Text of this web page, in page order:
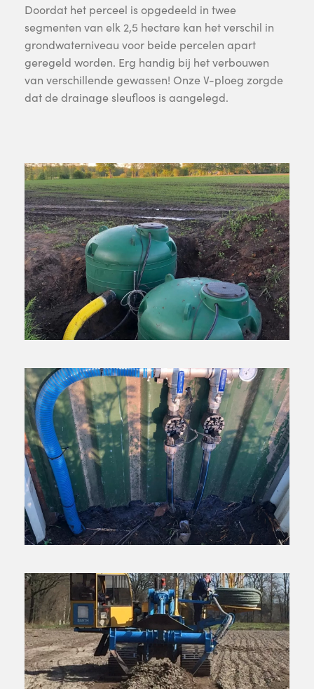
Doordat het perceel is opgedeeld in twee
segmenten van elk 2,5 hectare kan het verschil in
grondwaterniveau voor beide percelen apart
geregeld worden. Erg handig bij het verbouwen
van verschillende gewassen! Onze V-ploeg zorgde
dat de drainage sleufloos is aangelegd.